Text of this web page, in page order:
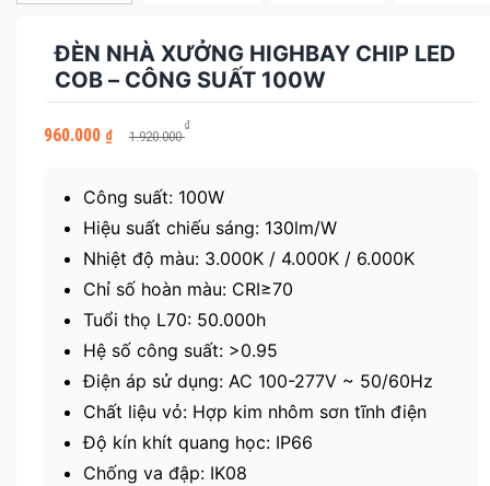
ĐÈN NHÀ XƯỞNG HIGHBAY CHIP LED
COB – CÔNG SUẤT 100W
1.920.000
₫
Giá
gốc
960.000 ₫
Giá
hiện
960.000 ₫.
Công suất: 100W
Hiệu suất chiếu sáng: 130lm/W
Nhiệt độ màu: 3.000K / 4.000K / 6.000K
Chỉ số hoàn màu: CRI≥70
Tuổi thọ L70: 50.000h
Hệ số công suất: >0.95
Điện áp sử dụng: AC 100-277V ~ 50/60Hz
Chất liệu vỏ: Hợp kim nhôm sơn tĩnh điện
Độ kín khít quang học: IP66
Chống va đập: IK08